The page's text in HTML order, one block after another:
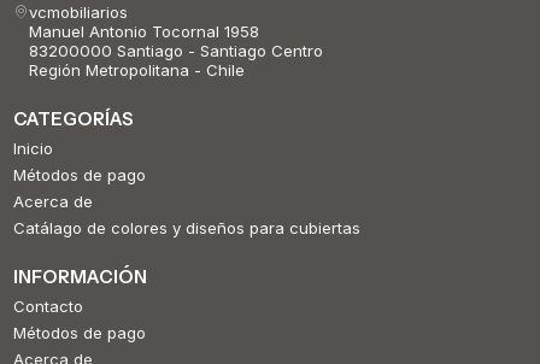
vcmobiliarios
Manuel Antonio Tocornal 1958
83200000 Santiago - Santiago Centro
Región Metropolitana - Chile
CATEGORÍAS
Inicio
Métodos de pago
Acerca de
Catálago de colores y diseños para cubiertas
INFORMACIÓN
Contacto
Métodos de pago
Acerca de